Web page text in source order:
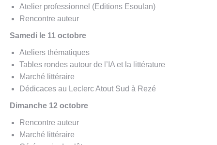
Atelier professionnel (Editions Esoulan)
Rencontre auteur
Samedi le 11 octobre
Ateliers thématiques
Tables rondes autour de l’IA et la littérature
Marché littéraire
Dédicaces au Leclerc Atout Sud à Rezé
Dimanche 12 octobre
Rencontre auteur
Marché littéraire